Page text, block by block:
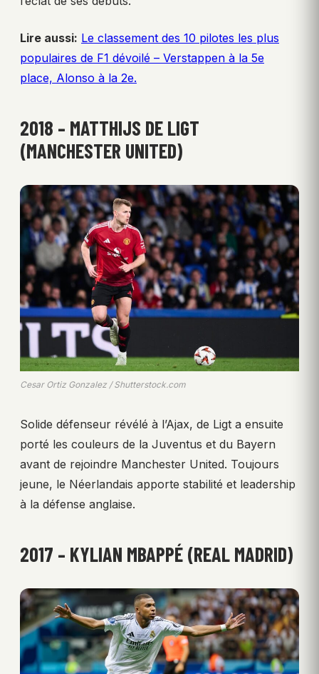
Lire aussi: Le classement des 10 pilotes les plus
populaires de F1 dévoilé – Verstappen à la 5e
place, Alonso à la 2e.
2018 – MATTHIJS DE LIGT
(MANCHESTER UNITED)
Cesar Ortiz Gonzalez / Shutterstock.com
Solide défenseur révélé à l’Ajax, de Ligt a ensuite
porté les couleurs de la Juventus et du Bayern
avant de rejoindre Manchester United. Toujours
jeune, le Néerlandais apporte stabilité et leadership
à la défense anglaise.
2017 – KYLIAN MBAPPÉ (REAL MADRID)